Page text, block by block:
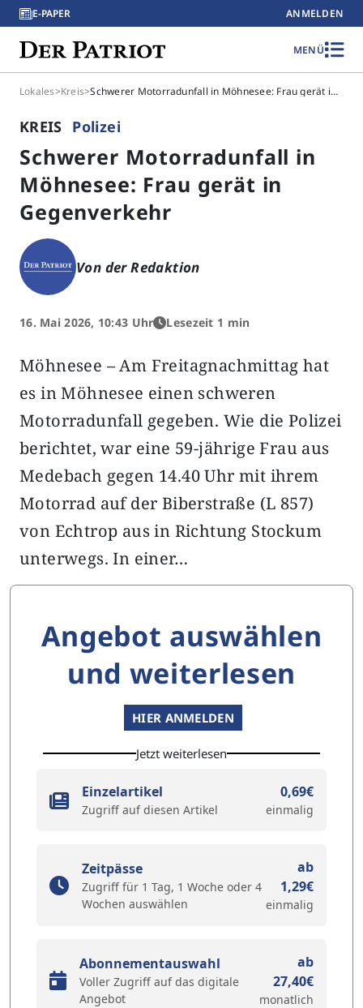
E-PAPER ANMELDEN
MENÜ
Lokales>Kreis> Schwerer Motorradunfall in Möhnesee: Frau gerät in Gegenverkehr
KREIS Polizei
Schwerer Motorradunfall in
Möhnesee: Frau gerät in
Gegenverkehr
Von der Redaktion
16. Mai 2026, 10:43 Uhr Lesezeit 1 min
Möhnesee – Am Freitagnachmittag hat
es in Möhnesee einen schweren
Motorradunfall gegeben. Wie die Polizei
berichtet, war eine 59-jährige Frau aus
Medebach gegen 14.40 Uhr mit ihrem
Motorrad auf der Biberstraße (L 857)
von Echtrop aus in Richtung Stockum
unterwegs. In einer…
Angebot auswählen
und weiterlesen
HIER ANMELDEN
Jetzt weiterlesen
Einzelartikel
Zugriff auf diesen Artikel
0,69€
einmalig
Zeitpässe
Zugriff für 1 Tag, 1 Woche oder 4
Wochen auswählen
ab
1,29€
einmalig
Abonnementauswahl
Voller Zugriff auf das digitale
Angebot
ab
27,40€
monatlich